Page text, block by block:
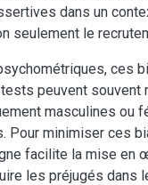
dans un
seulement le
ces
peuvent
masculines ou
Pour minimiser ces
facilite la mise
les préjugés dans